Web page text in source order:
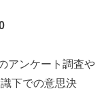
アンケート調査や
下での意思決